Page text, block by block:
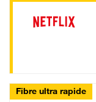
Fibre ultra rapide